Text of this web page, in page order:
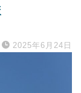
2025年6月24日